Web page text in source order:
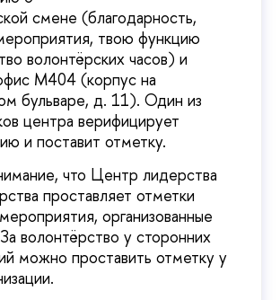
смене (благодарность,
твою функцию
волонтёрских часов) и
М404 (корпус на
бульваре, д. 11). Один из
центра верифицирует
и поставит отметку.
что Центр лидерства
проставляет отметки
организованные
волонтёрство у сторонних
можно проставить отметку у